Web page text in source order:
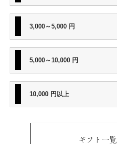
3,000～5,000 円
5,000～10,000 円
10,000 円以上
ギフト一覧